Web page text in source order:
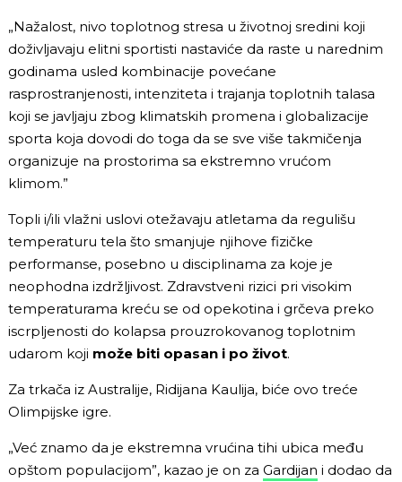
„Nažalost, nivo toplotnog stresa u životnoj sredini koji
doživljavaju elitni sportisti nastaviće da raste u narednim
godinama usled kombinacije povećane
rasprostranjenosti, intenziteta i trajanja toplotnih talasa
koji se javljaju zbog klimatskih promena i globalizacije
sporta koja dovodi do toga da se sve više takmičenja
organizuje na prostorima sa ekstremno vrućom
klimom.”
Topli i/ili vlažni uslovi otežavaju atletama da regulišu
temperaturu tela što smanjuje njihove fizičke
performanse, posebno u disciplinama za koje je
neophodna izdržljivost. Zdravstveni rizici pri visokim
temperaturama kreću se od opekotina i grčeva preko
iscrpljenosti do kolapsa prouzrokovanog toplotnim
udarom koji može biti opasan i po život.
Za trkača iz Australije, Ridijana Kaulija, biće ovo treće
Olimpijske igre.
„Već znamo da je ekstremna vrućina tihi ubica među
opštom populacijom”, kazao je on za Gardijan i dodao da